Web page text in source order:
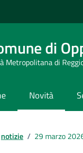
di
Metropolitana di
Novità
notizie / 29 marzo